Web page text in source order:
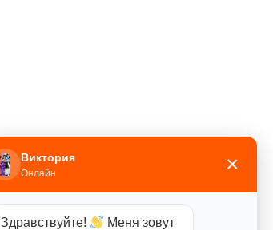
Виктория
Онлайн ×
Здравствуйте!
Меня зовут